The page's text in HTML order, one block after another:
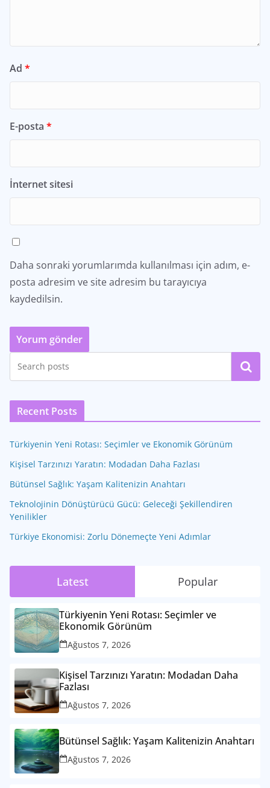
Ad *
E-posta *
İnternet sitesi
Daha sonraki yorumlarımda kullanılması için adım, e-
posta adresim ve site adresim bu tarayıcıya
kaydedilsin.
Ara
Recent Posts
Türkiyenin Yeni Rotası: Seçimler ve Ekonomik Görünüm
Kişisel Tarzınızı Yaratın: Modadan Daha Fazlası
Bütünsel Sağlık: Yaşam Kalitenizin Anahtarı
Teknolojinin Dönüştürücü Gücü: Geleceği Şekillendiren
Yenilikler
Türkiye Ekonomisi: Zorlu Dönemeçte Yeni Adımlar
Latest Popular
Türkiyenin Yeni Rotası: Seçimler ve
Ekonomik Görünüm
Ağustos 7, 2026
Kişisel Tarzınızı Yaratın: Modadan Daha
Fazlası
Ağustos 7, 2026
Bütünsel Sağlık: Yaşam Kalitenizin Anahtarı
Ağustos 7, 2026